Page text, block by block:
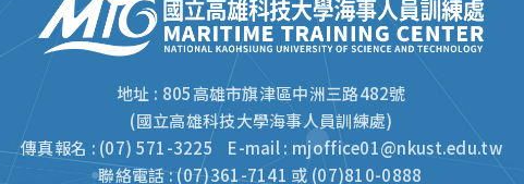
地址 : 805高雄市旗津區中洲三路482號
(國立高雄科技大學海事人員訓練處)
傳真報名 : (07) 571-3225 E-mail : mjoffice01@nkust.edu.tw
聯絡電話 : (07)361-7141 或 (07)810-0888